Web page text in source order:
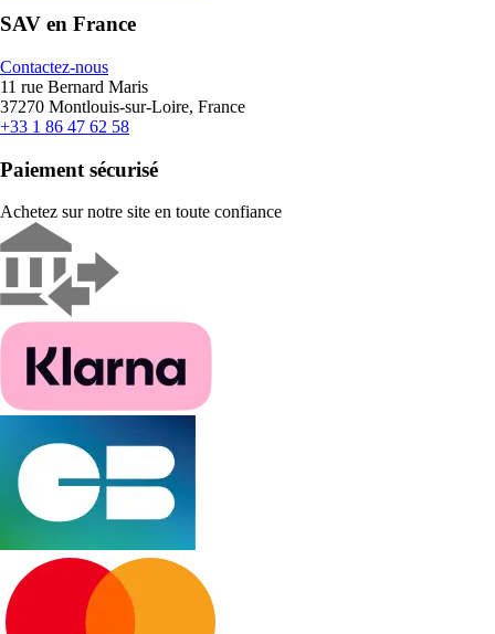
SAV en France
Contactez-nous
11 rue Bernard Maris
37270 Montlouis-sur-Loire, France
+33 1 86 47 62 58
Paiement sécurisé
Achetez sur notre site en toute confiance